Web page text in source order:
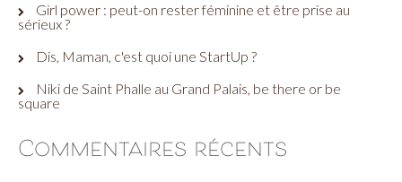
Girl power : peut-on rester féminine et être prise au
sérieux ?
Dis, Maman, c'est quoi une StartUp ?
Niki de Saint Phalle au Grand Palais, be there or be
square
Commentaires récents